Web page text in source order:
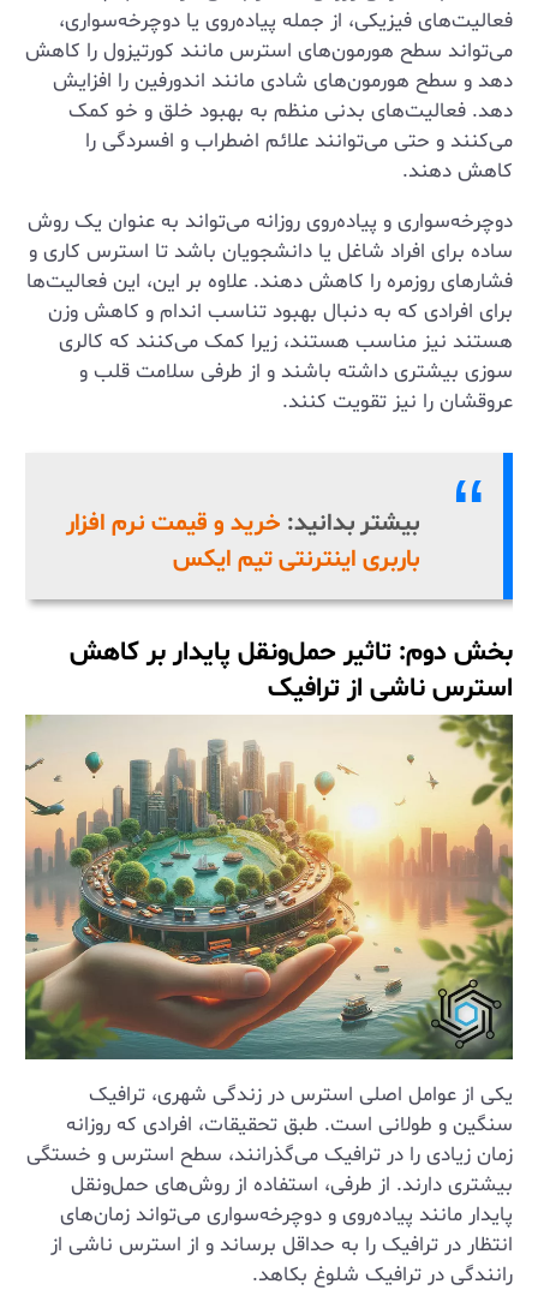
فعالیت‌های فیزیکی، از جمله پیاده‌روی یا دوچرخه‌سواری،
می‌تواند سطح هورمون‌های استرس مانند کورتیزول را کاهش
دهد و سطح هورمون‌های شادی مانند اندورفین را افزایش
دهد. فعالیت‌های بدنی منظم به بهبود خلق و خو کمک
می‌کنند و حتی می‌توانند علائم اضطراب و افسردگی را
کاهش دهند.
دوچرخه‌سواری و پیاده‌روی روزانه می‌تواند به عنوان یک روش
ساده برای افراد شاغل یا دانشجویان باشد تا استرس کاری و
فشارهای روزمره را کاهش دهند. علاوه بر این، این فعالیت‌ها
برای افرادی که به دنبال بهبود تناسب اندام و کاهش وزن
هستند نیز مناسب هستند، زیرا کمک می‌کنند که کالری
سوزی بیشتری داشته باشند و از طرفی سلامت قلب و
عروقشان را نیز تقویت کنند.
بیشتر بدانید: خرید و قیمت نرم افزار
باربری اینترنتی تیم ایکس
بخش دوم: تاثیر حمل‌ونقل پایدار بر کاهش
استرس ناشی از ترافیک
یکی از عوامل اصلی استرس در زندگی شهری، ترافیک
سنگین و طولانی است. طبق تحقیقات، افرادی که روزانه
زمان زیادی را در ترافیک می‌گذرانند، سطح استرس و خستگی
بیشتری دارند. از طرفی، استفاده از روش‌های حمل‌ونقل
پایدار مانند پیاده‌روی و دوچرخه‌سواری می‌تواند زمان‌های
انتظار در ترافیک را به حداقل برساند و از استرس ناشی از
رانندگی در ترافیک شلوغ بکاهد.